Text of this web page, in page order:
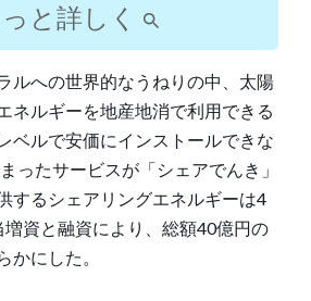
と詳しく
ルへの世界的なうねりの中、太陽
ネルギーを地産地消で利用できる
ベルで安価にインストールできな
ったサービスが「シェアでんき」
するシェアリングエネルギーは4
増資と融資により、総額40億円の
かにした。